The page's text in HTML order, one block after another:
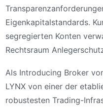
Eigenkapitalstandards.
segregierten Konten
Rechtsraum
Als Introducing Broker
LYNX von einer der
robustesten Trading-